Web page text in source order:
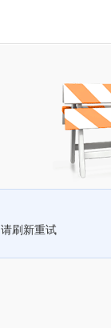
刷新重试